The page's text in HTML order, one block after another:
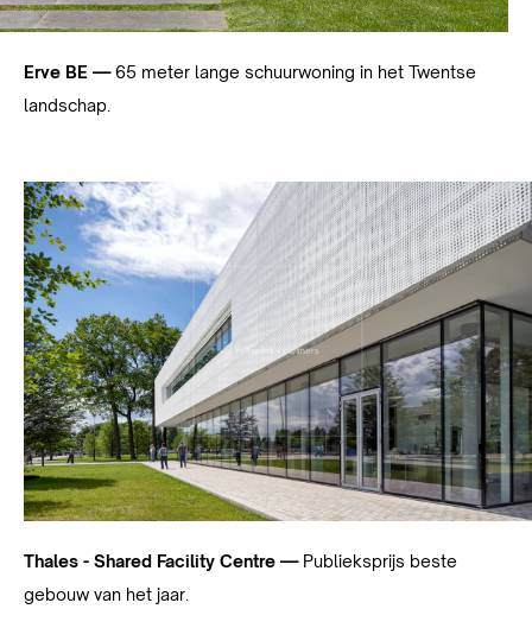
Erve BE —65 meter lange schuurwoning in het Twentse
landschap.
Thales - Shared Facility Centre —Publieksprijs beste
gebouw van het jaar.